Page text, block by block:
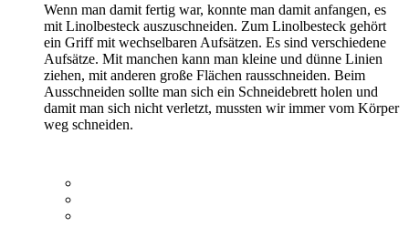
Wenn man damit fertig war, konnte man damit anfangen, es
mit Linolbesteck auszuschneiden. Zum Linolbesteck gehört
ein Griff mit wechselbaren Aufsätzen. Es sind verschiedene
Aufsätze. Mit manchen kann man kleine und dünne Linien
ziehen, mit anderen große Flächen rausschneiden. Beim
Ausschneiden sollte man sich ein Schneidebrett holen und
damit man sich nicht verletzt, mussten wir immer vom Körper
weg schneiden.